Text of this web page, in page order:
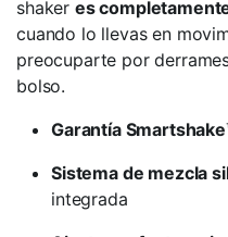
shaker es
cuando lo llevas en
preocuparte por
bolso.
Garantía
Sistema de mezcla
integrada